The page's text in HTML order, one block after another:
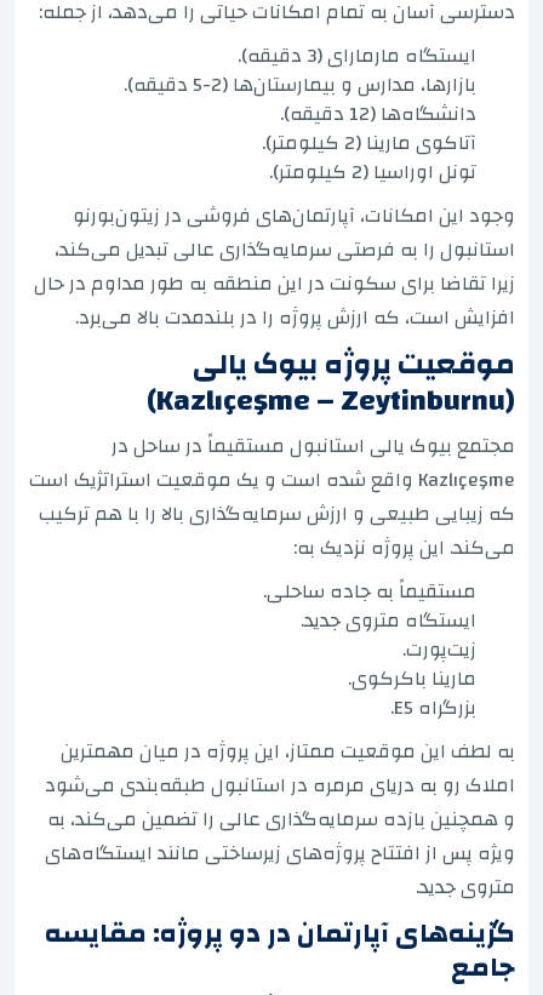
دسترسی آسان به تمام امکانات حیاتی را می‌دهد، از جمله:
ایستگاه مارمارای (3 دقیقه).
بازارها، مدارس و بیمارستان‌ها (2-5 دقیقه).
دانشگاه‌ها (12 دقیقه).
آتاکوی مارینا (2 کیلومتر).
تونل اوراسیا (2 کیلومتر).
وجود این امکانات، آپارتمان‌های فروشی در زیتون‌بورنو
استانبول را به فرصتی سرمایه‌گذاری عالی تبدیل می‌کند،
زیرا تقاضا برای سکونت در این منطقه به طور مداوم در حال
افزایش است، که ارزش پروژه را در بلندمدت بالا می‌برد.
موقعیت پروژه بیوک یالی
(Kazlıçeşme – Zeytinburnu)
مجتمع بیوک یالی استانبول مستقیماً در ساحل در
Kazlıçeşme واقع شده است و یک موقعیت استراتژیک است
که زیبایی طبیعی و ارزش سرمایه‌گذاری بالا را با هم ترکیب
می‌کند. این پروژه نزدیک به:
مستقیماً به جاده ساحلی.
ایستگاه متروی جدید.
زیت‌پورت.
مارینا باکرکوی.
بزرگراه E5.
به لطف این موقعیت ممتاز، این پروژه در میان مهمترین
املاک رو به دریای مرمره در استانبول طبقه‌بندی می‌شود
و همچنین بازده سرمایه‌گذاری عالی را تضمین می‌کند، به
ویژه پس از افتتاح پروژه‌های زیرساختی مانند ایستگاه‌های
متروی جدید.
گزینه‌های آپارتمان در دو پروژه: مقایسه
جامع